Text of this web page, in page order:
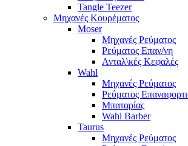
Tangle Teezer
Μηχανές Κουρέματος
Moser
Μηχανές Ρεύματος
Ρεύματος Επαν/νη
Ανταλ\κές Κεφαλές
Wahl
Μηχανές Ρεύματος
Ρεύματος
Μπαταρίας
Wahl Barber
Taurus
Μηχανές Ρεύματος